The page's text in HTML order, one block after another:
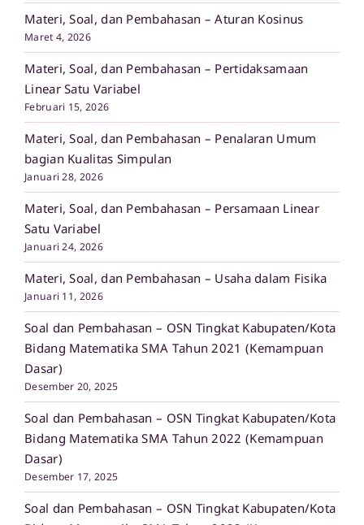
Materi, Soal, dan Pembahasan – Aturan Kosinus
Maret 4, 2026
Materi, Soal, dan Pembahasan – Pertidaksamaan
Linear Satu Variabel
Februari 15, 2026
Materi, Soal, dan Pembahasan – Penalaran Umum
bagian Kualitas Simpulan
Januari 28, 2026
Materi, Soal, dan Pembahasan – Persamaan Linear
Satu Variabel
Januari 24, 2026
Materi, Soal, dan Pembahasan – Usaha dalam Fisika
Januari 11, 2026
Soal dan Pembahasan – OSN Tingkat Kabupaten/Kota
Bidang Matematika SMA Tahun 2021 (Kemampuan
Dasar)
Desember 20, 2025
Soal dan Pembahasan – OSN Tingkat Kabupaten/Kota
Bidang Matematika SMA Tahun 2022 (Kemampuan
Dasar)
Desember 17, 2025
Soal dan Pembahasan – OSN Tingkat Kabupaten/Kota